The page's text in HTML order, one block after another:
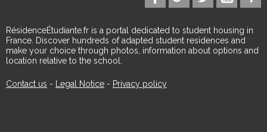
RésidenceÉtudiante.fr is a portal dedicated to student housing in
France. Discover hundreds of adapted student residences and
make your choice through photos, information about options and
location relative to the school.
Contact us - Legal Notice - Privacy policy